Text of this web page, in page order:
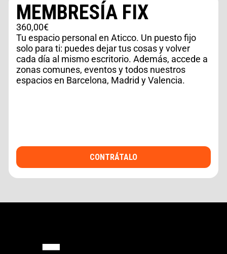
MEMBRESÍA FIX
360,00€
Tu espacio personal en Aticco. Un puesto fijo
solo para ti: puedes dejar tus cosas y volver
cada día al mismo escritorio. Además, accede a
zonas comunes, eventos y todos nuestros
espacios en Barcelona, Madrid y Valencia.
CONTRÁTALO